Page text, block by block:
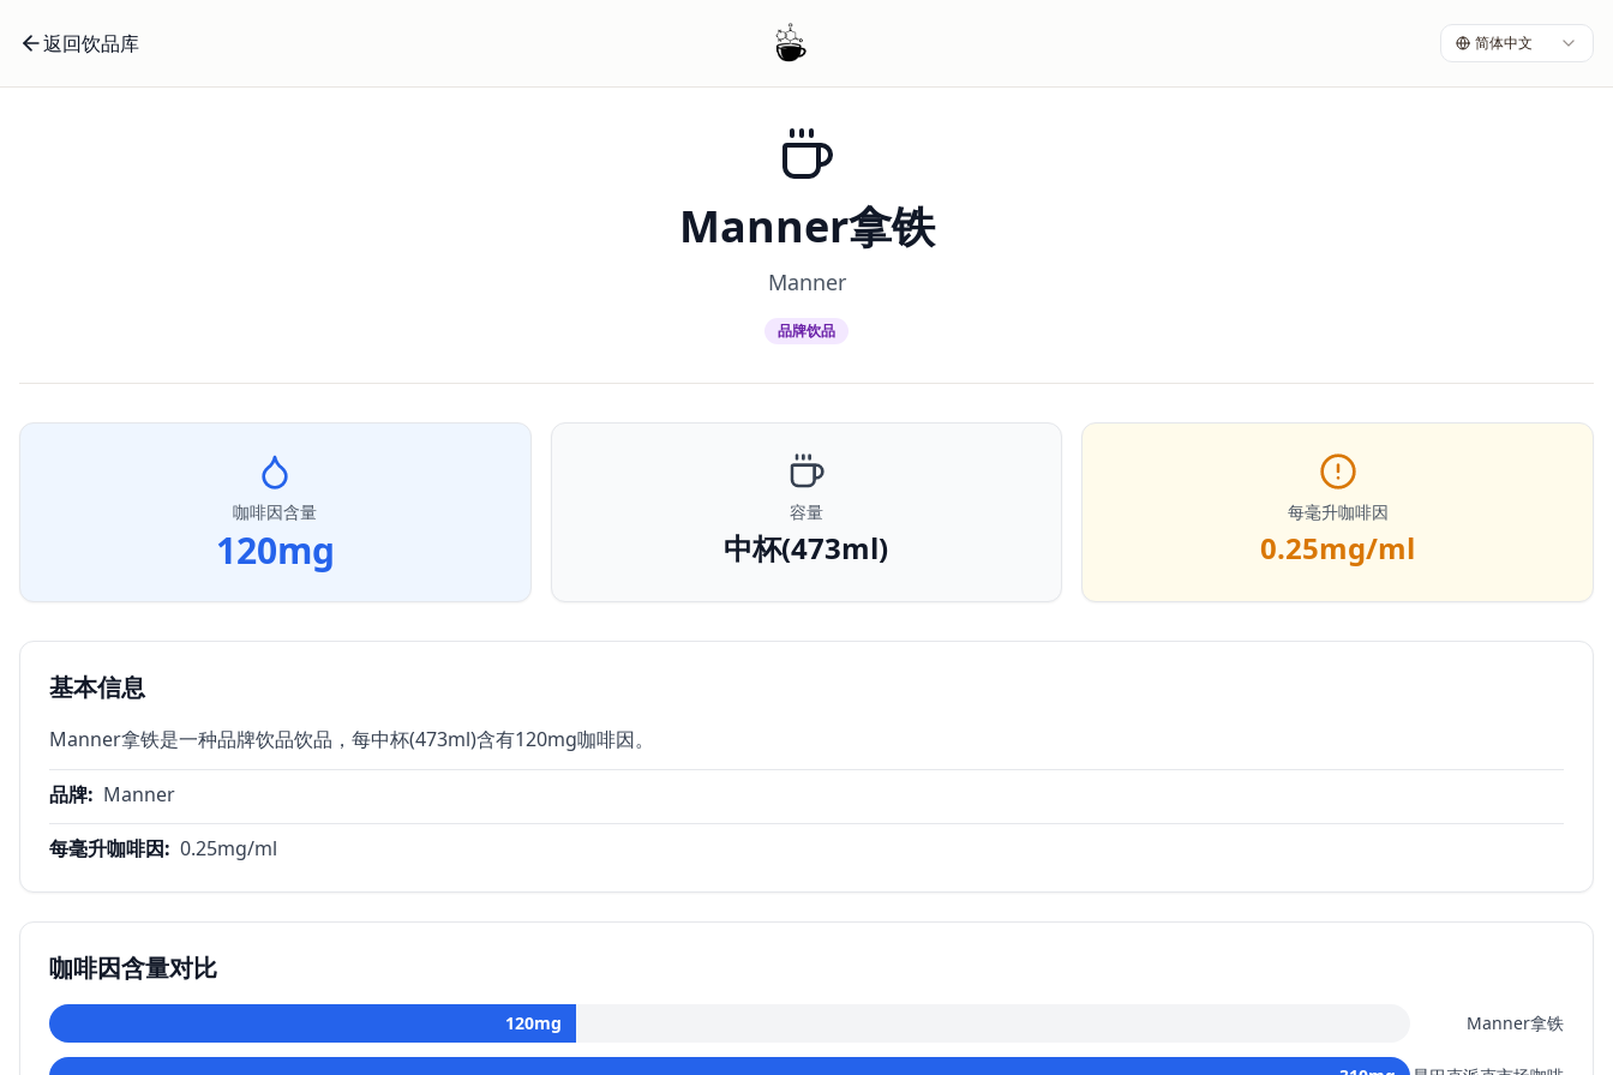
返回饮品库 简体中文
Manner拿铁
Manner
品牌饮品
咖啡因含量
120mg
容量
中杯(473ml)
每毫升咖啡因
0.25mg/ml
基本信息
Manner拿铁是一种品牌饮品饮品，每中杯(473ml)含有120mg咖啡因。
品牌: Manner
每毫升咖啡因: 0.25mg/ml
咖啡因含量对比
120mg Manner拿铁